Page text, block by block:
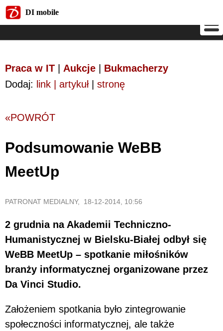
DI mobile
Praca w IT Aukcje
Bukmacherzy
Dodaj: link | artykuł| stronę
«POWRÓT
Podsumowanie WeBB
MeetUp
PATRONAT MEDIALNY, 18-12-2014, 10:56
2 grudnia na Akademii Techniczno-
Humanistycznej w Bielsku-Białej odbył się
WeBB MeetUp – spotkanie miłośników
branży informatycznej organizowane przez
Da Vinci Studio.
Założeniem spotkania było zintegrowanie
społeczności informatycznej, ale także
DI mobile